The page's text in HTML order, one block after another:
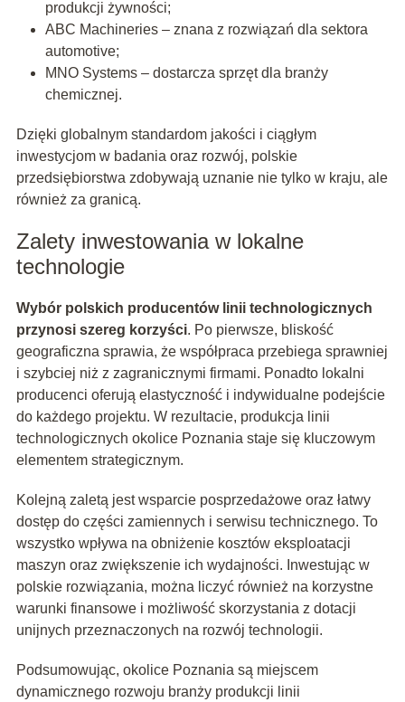
produkcji żywności;
ABC Machineries – znana z rozwiązań dla sektora
automotive;
MNO Systems – dostarcza sprzęt dla branży
chemicznej.
Dzięki globalnym standardom jakości i ciągłym
inwestycjom w badania oraz rozwój, polskie
przedsiębiorstwa zdobywają uznanie nie tylko w kraju, ale
również za granicą.
Zalety inwestowania w lokalne
technologie
Wybór polskich producentów linii technologicznych
przynosi szereg korzyści. Po pierwsze, bliskość
geograficzna sprawia, że współpraca przebiega sprawniej
i szybciej niż z zagranicznymi firmami. Ponadto lokalni
producenci oferują elastyczność i indywidualne podejście
do każdego projektu. W rezultacie, produkcja linii
technologicznych okolice Poznania staje się kluczowym
elementem strategicznym.
Kolejną zaletą jest wsparcie posprzedażowe oraz łatwy
dostęp do części zamiennych i serwisu technicznego. To
wszystko wpływa na obniżenie kosztów eksploatacji
maszyn oraz zwiększenie ich wydajności. Inwestując w
polskie rozwiązania, można liczyć również na korzystne
warunki finansowe i możliwość skorzystania z dotacji
unijnych przeznaczonych na rozwój technologii.
Podsumowując, okolice Poznania są miejscem
dynamicznego rozwoju branży produkcji linii